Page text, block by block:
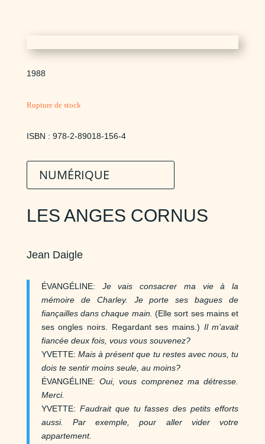
1988
Rupture de stock
ISBN : 978-2-89018-156-4
NUMÉRIQUE
LES ANGES CORNUS
Jean Daigle
ÉVANGÉLINE: Je vais consacrer ma vie à la
mémoire de Charley. Je porte ses bagues de
fiançailles dans chaque main. (Elle sort ses mains et
ses ongles noirs. Regardant ses mains.) Il m’avait
fiancée deux fois, vous vous souvenez?
YVETTE: Mais à présent que tu restes avec nous, tu
dois te sentir moins seule, au moins?
ÉVANGÉLINE:Oui, vous comprenez ma détresse.
Merci.
YVETTE: Faudrait que tu fasses des petits efforts
aussi. Par exemple, pour aller vider votre
appartement.